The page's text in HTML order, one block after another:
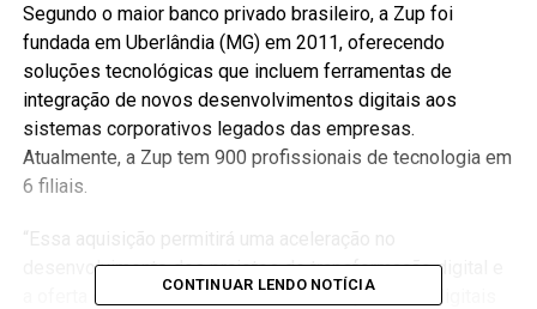
Segundo o maior banco privado brasileiro, a Zup foi
fundada em Uberlândia (MG) em 2011, oferecendo
soluções tecnológicas que incluem ferramentas de
integração de novos desenvolvimentos digitais aos
sistemas corporativos legados das empresas.
Atualmente, a Zup tem 900 profissionais de tecnologia em
6 filiais.
“Essa aquisição permitirá uma aceleração no
desenvolvimento dos projetos de transformação digital e
a oferta de novas funcionalidades e de produtos digitais
CONTINUAR LENDO NOTÍCIA